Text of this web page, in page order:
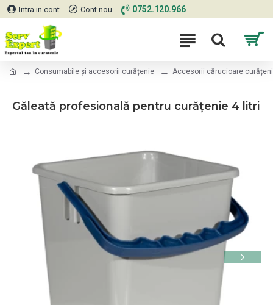
Intra in cont Cont nou 0752.120.966
Consumabile și accesorii curățenie Accesorii cărucioare
Găleată profesională pentru curățenie 4 litri